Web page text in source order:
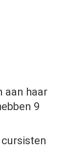
aan haar
9